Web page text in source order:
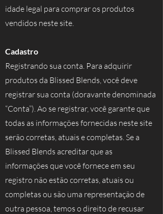
idade legal para comprar os produtos
vendidos neste site.
Cadastro
Registrando sua conta. Para adquirir
produtos da Blissed Blends, você deve
registrar sua conta (doravante denominada
“Conta”). Ao se registrar, você garante que
todas as informações fornecidas neste site
serão corretas, atuais e completas. Se a
Blissed Blends acreditar que as
informações que você fornece em seu
registro não estão corretas, atuais ou
completas ou são uma representação de
outra pessoa, temos o direito de recusar